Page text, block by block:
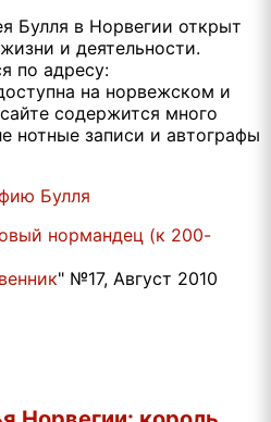
Булля в Норвегии открыт
и деятельности.
по адресу:
на норвежском и
содержится много
нотные записи и автографы
Булля
нормандец (к 200-
" №17, Август 2010